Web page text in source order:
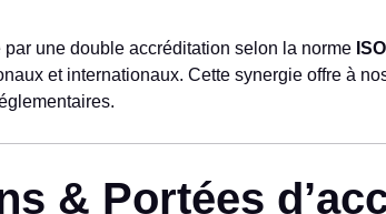
par une double accréditation selon la norme
et internationaux. Cette synergie offre à
& Portées